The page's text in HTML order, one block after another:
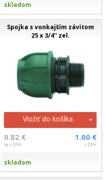
skladom
Spojka s vonkajším závitom
25 x 3/4'' zel.
Vložiť do košíka
0.82 €
bez DPH
1.00 €
s DPH
skladom